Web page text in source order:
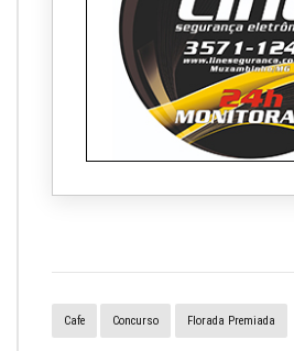
Cafe Concurso Florada Premiada